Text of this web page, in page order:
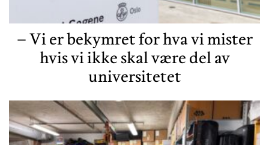
– Vi er bekymret for hva vi mister
hvis vi ikke skal være del av
universitetet